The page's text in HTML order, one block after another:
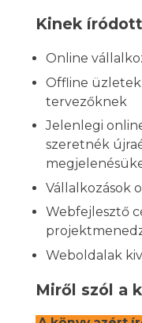
Kinek
Online
Offline
tervezőknek
Jelenlegi
szeretnék
Vállalkozások
Webfejlesztő
Weboldalak
Miről szól a